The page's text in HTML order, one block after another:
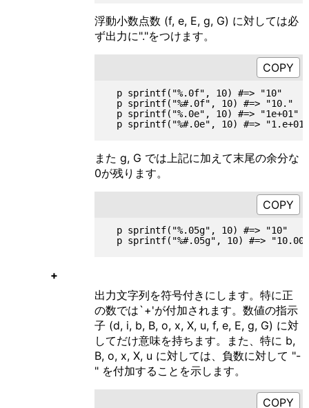
浮動小数点数 (f, e, E, g, G) に対しては必
ず出力に"."をつけます。
  p sprintf("%.0f", 10) #=> "10"
  p sprintf("%#.0f", 10) #=> "10."
  p sprintf("%.0e", 10) #=> "1e+01"
また g, G では上記に加えて末尾の余分な
0が残ります。
  p sprintf("%.05g", 10) #=> "10"
+
出力文字列を符号付きにします。特に正
の数では`+'が付加されます。数値の指示
子 (d, i, b, B, o, x, X, u, f, e, E, g, G) に対
してだけ意味を持ちます。また、特に b,
B, o, x, X, u に対しては、負数に対して "-
" を付加することを示します。